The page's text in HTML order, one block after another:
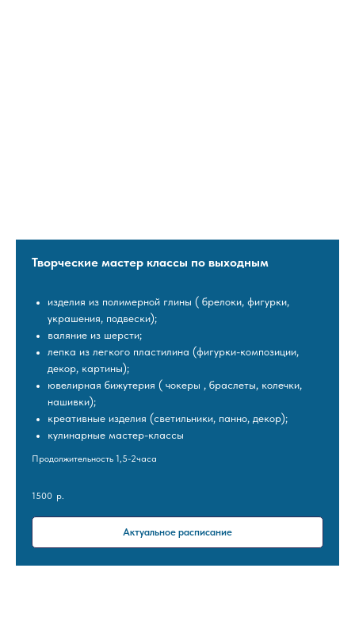
Творческие мастер классы по выходным
изделия из полимерной глины ( брелоки, фигурки,
украшения, подвески);
валяние из шерсти;
лепка из легкого пластилина (фигурки-композиции,
декор, картины);
ювелирная бижутерия ( чокеры , браслеты, колечки,
нашивки);
креативные изделия (светильники, панно, декор);
кулинарные мастер-классы
Продолжительность 1,5-2часа
1500 р.
Актуальное расписание